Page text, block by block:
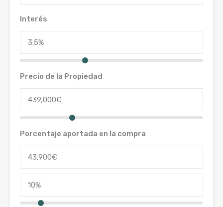
Interés
Precio de la Propiedad
Porcentaje aportada en la compra